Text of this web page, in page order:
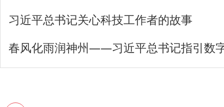
习近平总书记关心科技工作者的故事
春风化雨润神州——习近平总书记指引数